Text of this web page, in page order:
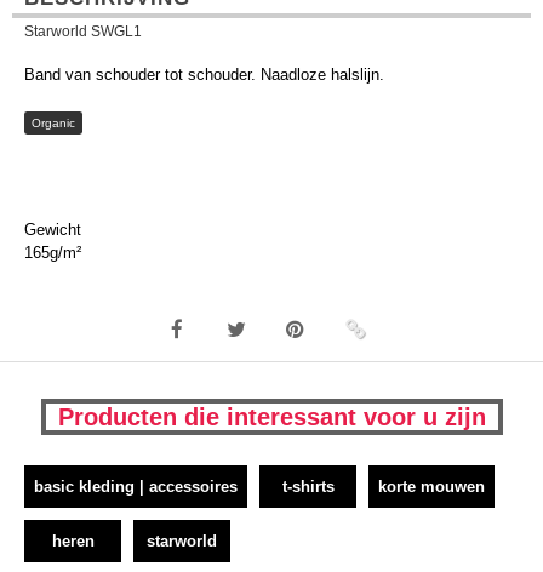
Starworld SWGL1
Band van schouder tot schouder. Naadloze halslijn.
Organic
Gewicht
165g/m²
Producten die interessant voor u zijn
basic kleding | accessoires t-shirts korte mouwen
heren starworld